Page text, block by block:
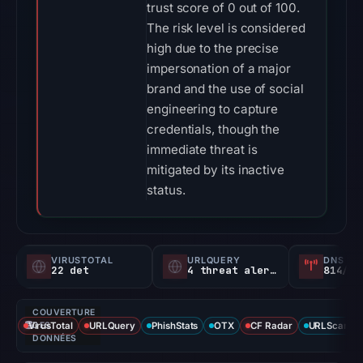
trust score of 0 out of 100.
The risk level is considered
high due to the precise
impersonation of a major
brand and the use of social
engineering to capture
credentials, though the
immediate threat is
mitigated by its inactive
status.
VIRUSTOTAL
22 det
URLQUERY
4 threat alerts
DNS
814/
COUVERTURE
DES
DONNÉES
VirusTotal URLQuery PhishStats OTX CF Radar URLScan